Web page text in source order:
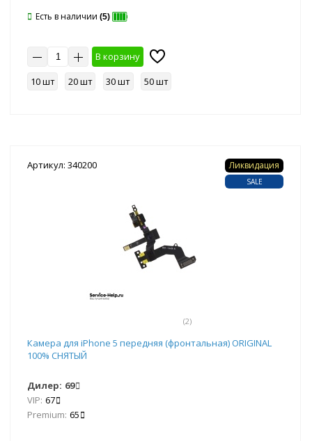
Есть в наличии (5)
В корзину
10 шт
20 шт 30 шт 50 шт
Артикул: 340200
(2)
Ликвидация
SALE
Камера для iPhone 5 передняя (фронтальная) ORIGINAL
100% СНЯТЫЙ
Дилер: 69
VIP: 67
Premium: 65